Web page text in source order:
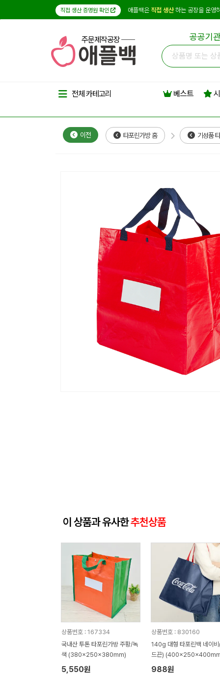
직접 생산 증명원 확인 애플백은 직접 생산하는 공장을 운영
주문제작공장 공공기
전체 카테고리 베스트
이전 타포린가방 홈 기성품
이 상품과 유사한추천상품
상품번호 : 167334
국내산 투톤 타포린가방 주황/녹
색 (380x250x380mm)
5,550원
상품번호 : 830160
140g 대형 타포린백 네이비
드끈)
988원